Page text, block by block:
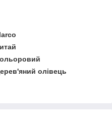
олівець